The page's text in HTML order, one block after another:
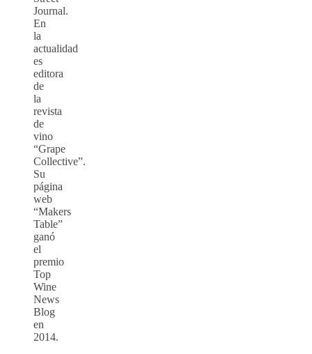
Journal.
En
la
actualidad
es
editora
de
la
revista
de
vino
“Grape
Collective”.
Su
página
web
“Makers
Table”
ganó
el
premio
Top
Wine
News
Blog
en
2014.